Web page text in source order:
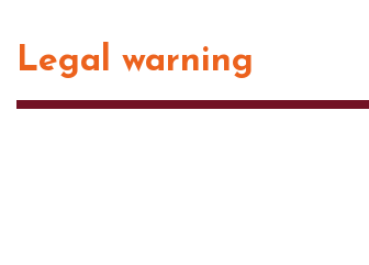
Legal warning